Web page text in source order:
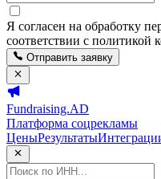
Я согласен на обработку
соответствии с политикой
Отправить заявку
Fundraising.AD
Платформа соцрекламы
ЦеныРезультаты